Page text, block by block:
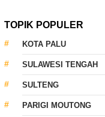
TOPIK POPULER
KOTA PALU
SULAWESI TENGAH
SULTENG
PARIGI MOUTONG